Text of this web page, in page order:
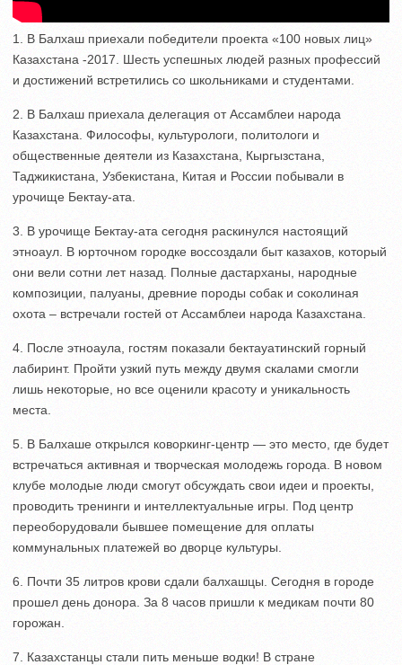
1. В Балхаш приехали победители проекта «100 новых лиц»
Казахстана -2017. Шесть успешных людей разных профессий
и достижений встретились со школьниками и студентами.
2. В Балхаш приехала делегация от Ассамблеи народа
Казахстана. Философы, культурологи, политологи и
общественные деятели из Казахстана, Кыргызстана,
Таджикистана, Узбекистана, Китая и России побывали в
урочище Бектау-ата.
3. В урочище Бектау-ата сегодня раскинулся настоящий
этноаул. В юрточном городке воссоздали быт казахов, который
они вели сотни лет назад. Полные дастарханы, народные
композиции, палуаны, древние породы собак и соколиная
охота – встречали гостей от Ассамблеи народа Казахстана.
4. После этноаула, гостям показали бектауатинский горный
лабиринт. Пройти узкий путь между двумя скалами смогли
лишь некоторые, но все оценили красоту и уникальность
места.
5. В Балхаше открылся коворкинг-центр — это место, где будет
встречаться активная и творческая молодежь города. В новом
клубе молодые люди смогут обсуждать свои идеи и проекты,
проводить тренинги и интеллектуальные игры. Под центр
переоборудовали бывшее помещение для оплаты
коммунальных платежей во дворце культуры.
6. Почти 35 литров крови сдали балхашцы. Сегодня в городе
прошел день донора. За 8 часов пришли к медикам почти 80
горожан.
7. Казахстанцы стали пить меньше водки! В стране